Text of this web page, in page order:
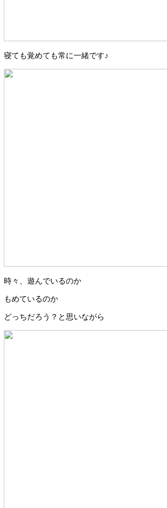
寝ても覚めても常に一緒です♪
時々、遊んでいるのか
もめているのか
どっちだろう？と思いながら